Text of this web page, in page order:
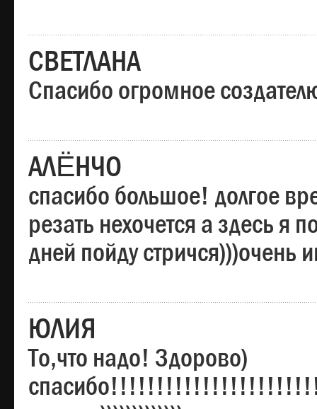
СВЕТЛАНА
Спасибо огромное
АЛЁНЧО
спасибо большое! долгое
резать нехочется а здесь я
дней пойду стричся)))очень
ЮЛИЯ
То,что надо! Здорово)